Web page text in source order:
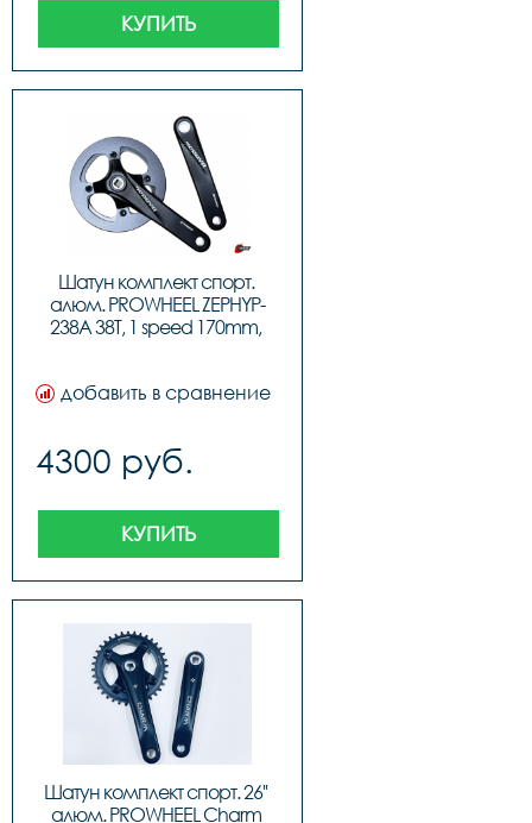
КУПИТЬ
Шатун комплект спорт.
алюм. PROWHEEL ZEPHYP-
238A 38T, 1 speed 170mm,
добавить в сравнение
4300 руб.
КУПИТЬ
Шатун комплект спорт. 26''
алюм. PROWHEEL Charm